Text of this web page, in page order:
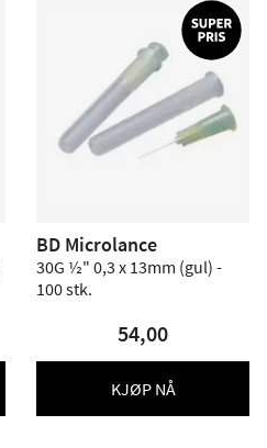
BD Microlance
30G ½" 0,3 x 13mm (gul) -
100 stk.
54,00
KJØP NÅ